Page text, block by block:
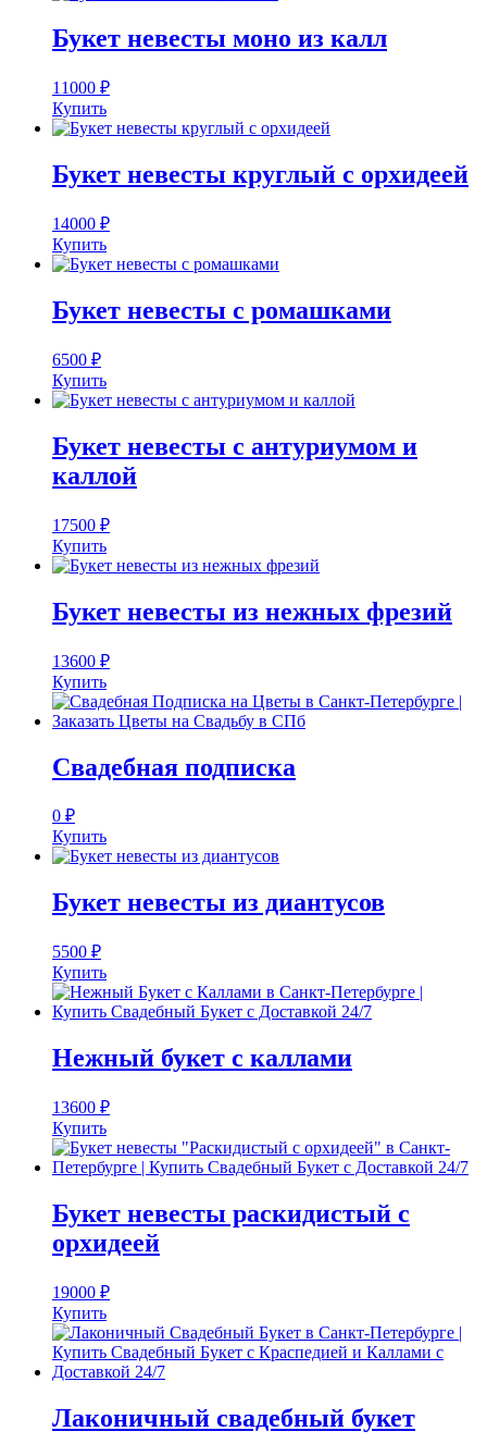
Букет невесты моно из калл
11000 ₽
Купить
Букет невесты круглый с орхидеей
14000 ₽
Купить
Букет невесты с ромашками
6500 ₽
Купить
Букет невесты с антуриумом и
каллой
17500 ₽
Купить
Букет невесты из нежных фрезий
13600 ₽
Купить
Свадебная подписка
0 ₽
Купить
Букет невесты из диантусов
5500 ₽
Купить
Нежный букет с каллами
13600 ₽
Купить
Букет невесты раскидистый с
орхидеей
19000 ₽
Купить
Лаконичный свадебный букет